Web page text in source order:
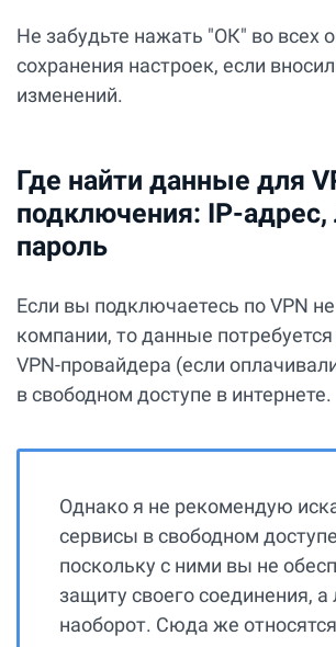
Не забудьте нажать "ОК" во всех
сохранения настроек, если
изменений.
Где найти данные для
подключения: IP-адрес,
пароль
Если вы подключаетесь по VPN
компании, то данные потребуется
VPN-провайдера (если
в свободном доступе в интернете.
Однако я не рекомендую
сервисы в свободном
поскольку с ними вы не
защиту своего соединения,
наоборот. Сюда же